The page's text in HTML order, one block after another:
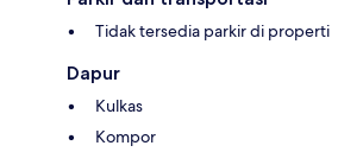
Tidak tersedia parkir di properti
Dapur
Kulkas
Kompor